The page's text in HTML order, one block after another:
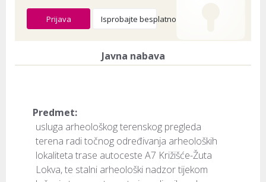
Prijava Isprobajte besplatno
Javna nabava
Predmet:
usluga arheološkog terenskog pregleda
terena radi točnog određivanja arheoloških
lokaliteta trase autoceste A7 Križišće-Žuta
Lokva, te stalni arheološki nadzor tijekom